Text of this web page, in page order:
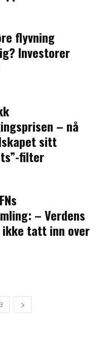
flyvning
Investorer
– nå
sitt
filter
– Verdens
tatt inn over
3